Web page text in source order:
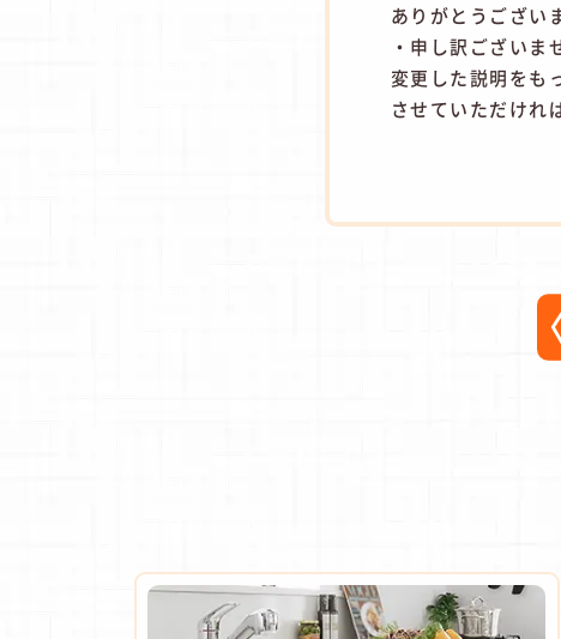
ありがとうござい
・申し訳ございま
変更した説明をも
させていただけれ